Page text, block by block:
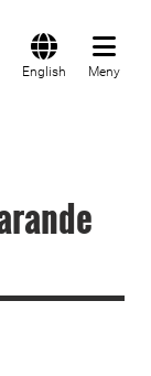
English Meny